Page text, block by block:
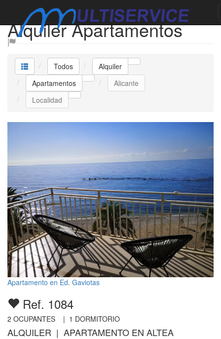
Alquiler Apartamentos
Todos
Alquiler
Apartamentos
Alicante
Localidad
Apartamento en Ed. Gaviotas
Ref. 1084
2 OCUPANTES | 1 DORMITORIO
ALQUILER | APARTAMENTO EN ALTEA